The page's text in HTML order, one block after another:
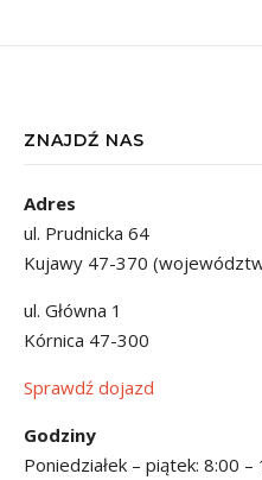
ZNAJDŹ NAS
Adres
ul. Prudnicka 64
Kujawy 47-370
ul. Główna 1
Kórnica 47-300
Sprawdź dojazd
Godziny
Poniedziałek – piątek: 8:00 –